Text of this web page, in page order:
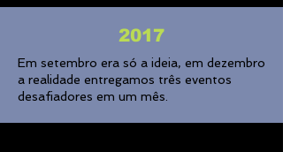
2017
Em setembro era só a ideia, em dezembro
a realidade entregamos três eventos
desafiadores em um mês.